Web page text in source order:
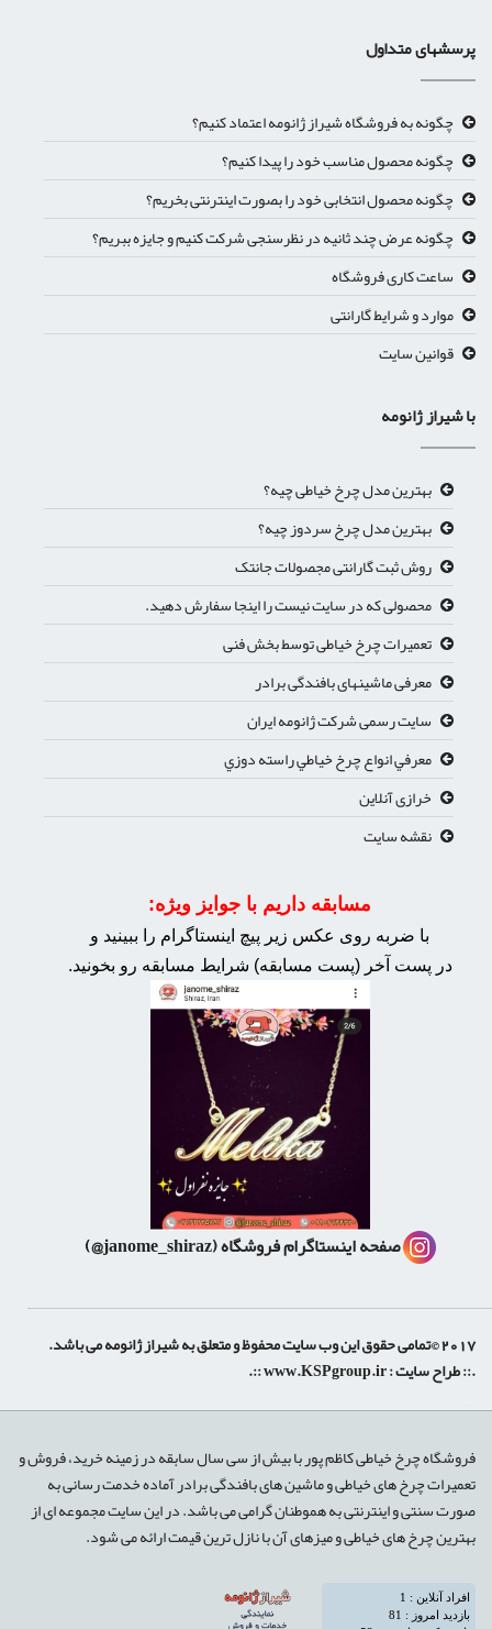
پرسشهای متداول
چگونه به فروشگاه شیراز ژانومه اعتماد کنیم؟
چگونه محصول مناسب خود را پیدا کنیم؟
چگونه محصول انتخابی خود را بصورت اینترنتی بخریم؟
چگونه عرض چند ثانیه در نظرسنجی شرکت کنیم و جایزه ببریم؟
ساعت کاری فروشگاه
موارد و شرایط گارانتی
قوانین سایت
با شیراز ژانومه
بهترین مدل چرخ خیاطی چیه؟
بهترین مدل چرخ سردوز چیه؟
روش ثبت گارانتی مجصولات جانتک
محصولی که در سایت نیست را اینجا سفارش دهید.
تعمیرات چرخ خیاطی توسط بخش فنی
معرفی ماشینهای بافندگی برادر
سایت رسمی شرکت ژانومه ایران
معرفي انواع چرخ خياطي راسته دوزي
خرازی آنلاین
نقشه سایت
مسابقه داریم با جوایز ویژه:
با ضربه روی عکس زیر پیچ اینستاگرام را ببینید و
در پست آخر (پست مسابقه) شرایط مسابقه رو بخونید.
صفحه اینستاگرام فروشگاه(janome_shiraz@)
2017 ©تمامی حقوق این وب سایت محفوظ و متعلق به شیراز ژانومه می باشد.
.:: طراح سایت :www.KSPgroup.ir
::.
فروشگاه چرخ خیاطی کاظم پور با بیش از سی سال سابقه در زمینه خرید، فروش و
تعمیرات چرخ های خیاطی و ماشین های بافندگی برادر آماده خدمت رسانی به
صورت سنتی و اینترنتی به هموطنان گرامی می باشد. در این سایت مجموعه ای از
بهترین چرخ های خیاطی و میزهای آن با نازل ترین قیمت ارائه می شود.